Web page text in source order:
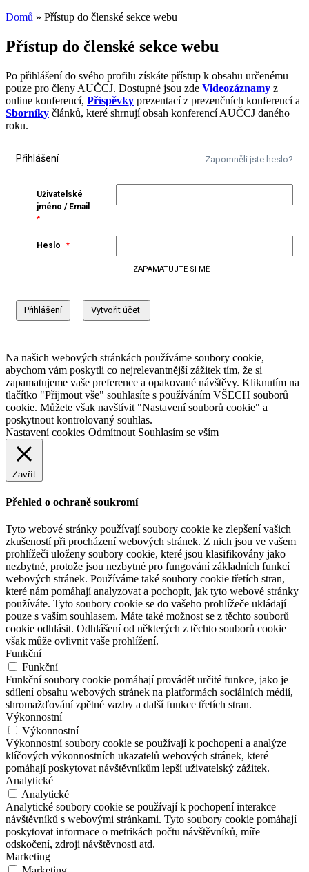
Domů » Přístup do členské sekce webu
Přístup do členské sekce webu
Po přihlášení do svého profilu získáte přístup k obsahu určenému
pouze pro členy AUČCJ. Dostupné jsou zde Videozáznamy z
online konferencí, Příspěvky prezentací z prezenčních konferencí a
Sborníky článků, které shrnují obsah konferencí AUČCJ daného
roku.
Přihlášení Zapomněli jste heslo?
Uživatelské
jméno / Email
*
Heslo *
ZAPAMATUJTE SI MĚ
Na našich webových stránkách používáme soubory cookie,
abychom vám poskytli co nejrelevantnější zážitek tím, že si
zapamatujeme vaše preference a opakované návštěvy. Kliknutím na
tlačítko "Přijmout vše" souhlasíte s používáním VŠECH souborů
cookie. Můžete však navštívit "Nastavení souborů cookie" a
poskytnout kontrolovaný souhlas.
Nastavení cookies Odmítnout Souhlasím se vším
Zavřít
Přehled o ochraně soukromí
Tyto webové stránky používají soubory cookie ke zlepšení vašich
zkušeností při procházení webových stránek. Z nich jsou ve vašem
prohlížeči uloženy soubory cookie, které jsou klasifikovány jako
nezbytné, protože jsou nezbytné pro fungování základních funkcí
webových stránek. Používáme také soubory cookie třetích stran,
které nám pomáhají analyzovat a pochopit, jak tyto webové stránky
používáte. Tyto soubory cookie se do vašeho prohlížeče ukládají
pouze s vaším souhlasem. Máte také možnost se z těchto souborů
cookie odhlásit. Odhlášení od některých z těchto souborů cookie
však může ovlivnit vaše prohlížení.
Funkční
Funkční
Funkční soubory cookie pomáhají provádět určité funkce, jako je
sdílení obsahu webových stránek na platformách sociálních médií,
shromažďování zpětné vazby a další funkce třetích stran.
Výkonnostní
Výkonnostní
Výkonnostní soubory cookie se používají k pochopení a analýze
klíčových výkonnostních ukazatelů webových stránek, které
pomáhají poskytovat návštěvníkům lepší uživatelský zážitek.
Analytické
Analytické
Analytické soubory cookie se používají k pochopení interakce
návštěvníků s webovými stránkami. Tyto soubory cookie pomáhají
poskytovat informace o metrikách počtu návštěvníků, míře
odskočení, zdroji návštěvnosti atd.
Marketing